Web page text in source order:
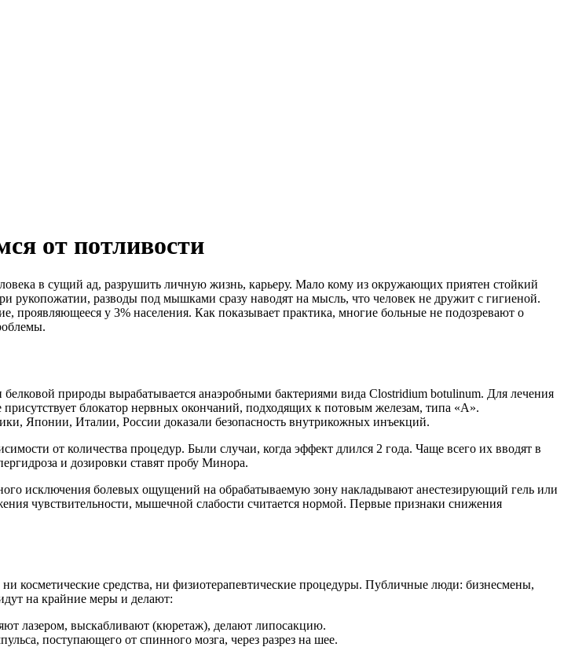
от потливости
в сущий ад, разрушить личную жизнь, карьеру. Мало кому из окружающих приятен стойкий
рукопожатии, разводы под мышками сразу наводят на мысль, что человек не дружит с гигиеной.
проявляющееся у 3% населения. Как показывает практика, многие больные не подозревают о
природы вырабатывается анаэробными бактериями вида Clostridium botulinum. Для лечения
блокатор нервных окончаний, подходящих к потовым железам, типа «А».
Японии, Италии, России доказали безопасность внутрикожных инъекций.
от количества процедур. Были случаи, когда эффект длился 2 года. Чаще всего их вводят в
и дозировки ставят пробу Минора.
исключения болевых ощущений на обрабатываемую зону накладывают анестезирующий гель или
чувствительности, мышечной слабости считается нормой. Первые признаки снижения
косметические средства, ни физиотерапевтические процедуры. Публичные люди: бизнесмены,
на крайние меры и делают:
лазером, выскабливают (кюретаж), делают липосакцию.
поступающего от спинного мозга, через разрез на шее.